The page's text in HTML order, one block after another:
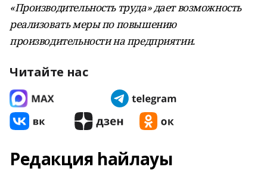
«Производительность труда» дает возможность
реализовать меры по повышению
производительности на предприятии.
Читайте нас
Редакция һайлауы